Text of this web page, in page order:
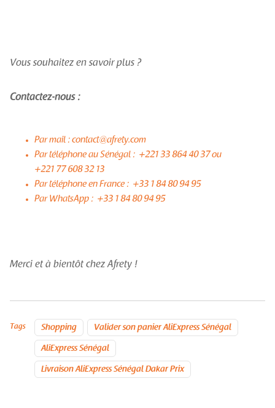
Vous souhaitez en savoir plus ?
Contactez-nous :
Par mail : contact@afrety.com
Par téléphone au Sénégal : +221 33 864 40 37 ou
+221 77 608 32 13
Par téléphone en France : +33 1 84 80 94 95
Par WhatsApp : +33 1 84 80 94 95
Merci et à bientôt chez Afrety !
Tags Shopping Valider son panier AliExpress Sénégal
AliExpress Sénégal
Livraison AliExpress Sénégal Dakar Prix